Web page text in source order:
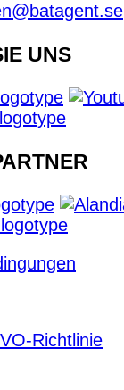
UNS
Richtlinie